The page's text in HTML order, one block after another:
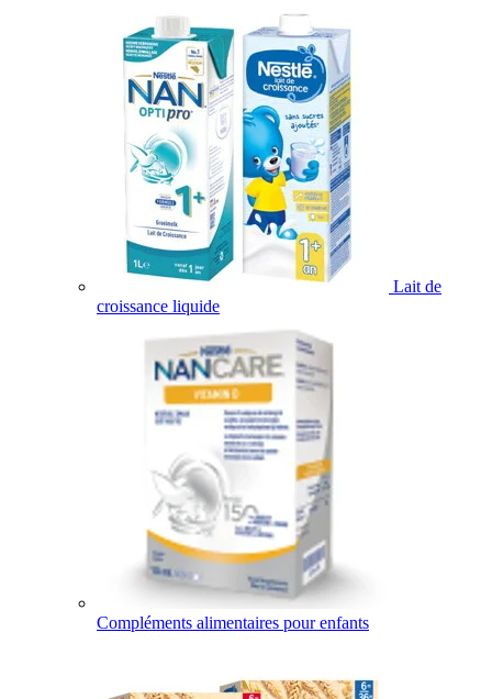
Lait de
croissance liquide
Compléments alimentaires pour enfants